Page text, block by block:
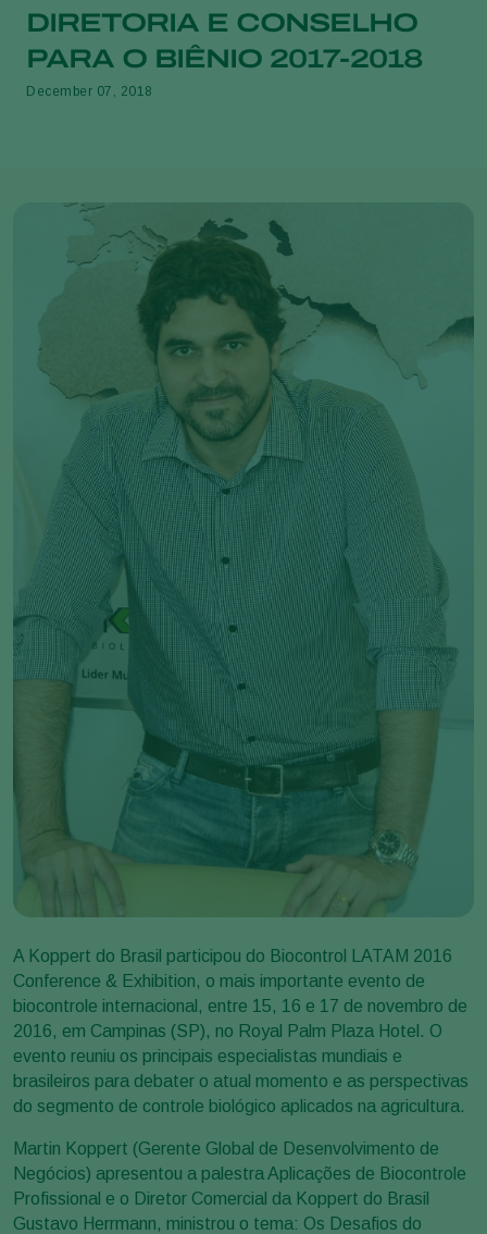
DIRETORIA E CONSELHO
PARA O BIÊNIO 2017-2018
December 07, 2018
A Koppert do Brasil participou do Biocontrol LATAM 2016
Conference & Exhibition, o mais importante evento de
biocontrole internacional, entre 15, 16 e 17 de novembro de
2016, em Campinas (SP), no Royal Palm Plaza Hotel. O
evento reuniu os principais especialistas mundiais e
brasileiros para debater o atual momento e as perspectivas
do segmento de controle biológico aplicados na agricultura.
Martin Koppert (Gerente Global de Desenvolvimento de
Negócios) apresentou a palestra Aplicações de Biocontrole
Profissional e o Diretor Comercial da Koppert do Brasil
Gustavo Herrmann, ministrou o tema: Os Desafios do